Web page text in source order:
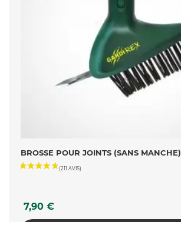
BROSSE POUR JOINTS (SANS MANCHE)
Prix
7,90 €